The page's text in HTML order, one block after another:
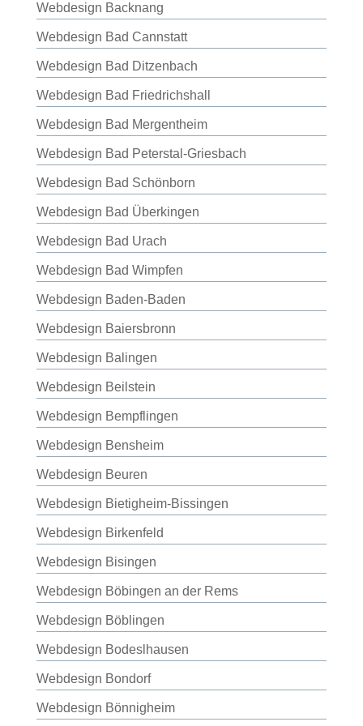
Webdesign Backnang
Webdesign Bad Cannstatt
Webdesign Bad Ditzenbach
Webdesign Bad Friedrichshall
Webdesign Bad Mergentheim
Webdesign Bad Peterstal-Griesbach
Webdesign Bad Schönborn
Webdesign Bad Überkingen
Webdesign Bad Urach
Webdesign Bad Wimpfen
Webdesign Baden-Baden
Webdesign Baiersbronn
Webdesign Balingen
Webdesign Beilstein
Webdesign Bempflingen
Webdesign Bensheim
Webdesign Beuren
Webdesign Bietigheim-Bissingen
Webdesign Birkenfeld
Webdesign Bisingen
Webdesign Böbingen an der Rems
Webdesign Böblingen
Webdesign Bodeslhausen
Webdesign Bondorf
Webdesign Bönnigheim